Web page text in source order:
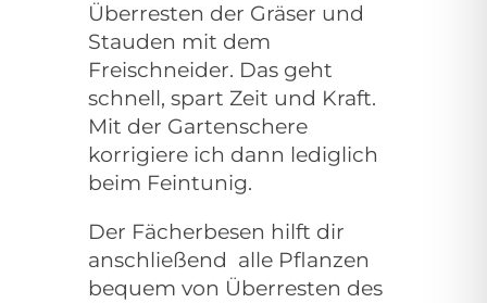
Überresten der Gräser und
Stauden mit dem
Freischneider. Das geht
schnell, spart Zeit und Kraft.
Mit der Gartenschere
korrigiere ich dann lediglich
beim Feintunig.
Der Fächerbesen hilft dir
anschließend alle Pflanzen
bequem von Überresten des